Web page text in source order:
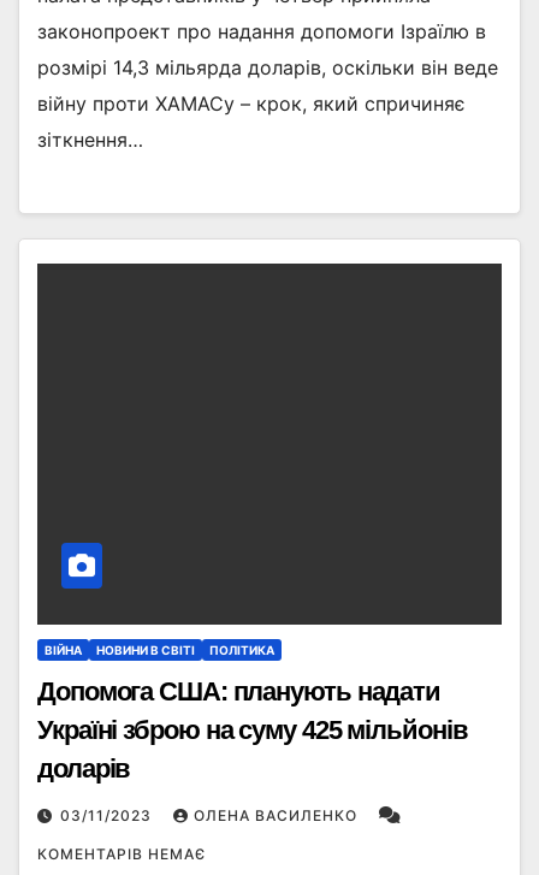
законопроект про надання допомоги Ізраїлю в
розмірі 14,3 мільярда доларів, оскільки він веде
війну проти ХАМАСу – крок, який спричиняє
зіткнення…
ВІЙНА НОВИНИ В СВІТІ ПОЛІТИКА
Допомога США: планують надати
Україні зброю на суму 425 мільйонів
доларів
03/11/2023 ОЛЕНА ВАСИЛЕНКО
КОМЕНТАРІВ НЕМАЄ